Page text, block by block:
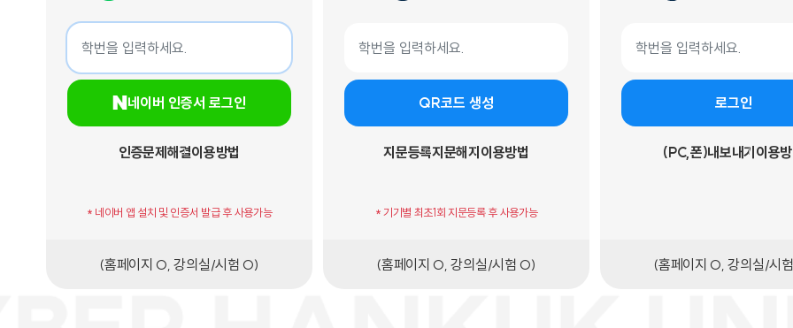
네이버 인증서 로그인
학번
네이버 인증서 로그인
인증문제해결이용방법
* 네이버 앱 설치 및 인증서 발급 후 사용가능
(홈페이지 O, 강의실/시험 O)
QR코드 생성
지문등록지문해지 이용방법
* 기기별 최초1회 지문등록 후 사용가능
(홈페이지 O, 강의실/시험 O)
로그인
(PC,폰)내보내기 이용
(홈페이지 O, 강의실/시